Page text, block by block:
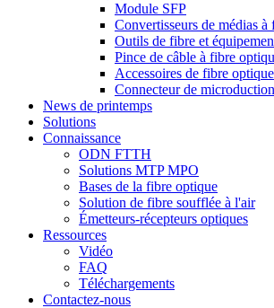
Module SFP
Convertisseurs de médias
Outils de fibre et
Pince de câble à fibre
Accessoires de fibre optique
Connecteur de microduction
News de printemps
Solutions
Connaissance
ODN FTTH
Solutions MTP MPO
Bases de la fibre optique
Solution de fibre soufflée à l'air
Émetteurs-récepteurs optiques
Ressources
Vidéo
FAQ
Téléchargements
Contactez-nous